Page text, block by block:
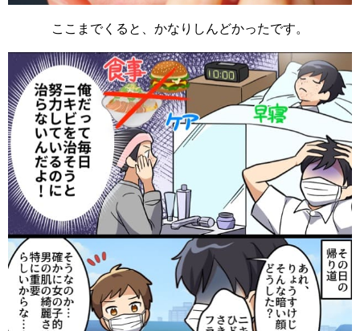
ここまでくると、かなりしんどかったです。